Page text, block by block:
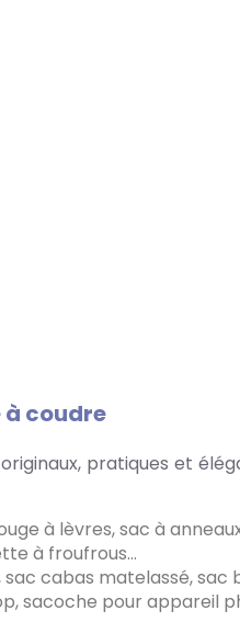
à coudre
pratiques et
à lèvres, sac à
à froufrous…
cabas matelassé, sac
sacoche pour appareil